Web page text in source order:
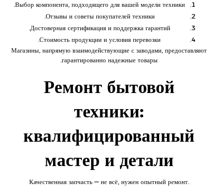
Выбор компонента, подходящего для вашей модели техники.
Отзывы и советы покупателей техники.
Достоверная сертификация и поддержка гарантий.
Стоимость продукции и условия перевозки.
Магазины, напрямую взаимодействующие с заводами, предоставляют
гарантированно надежные товары.
Ремонт бытовой
техники:
квалифицированный
мастер и детали
Качественная запчасть — не всё, нужен опытный ремонт.